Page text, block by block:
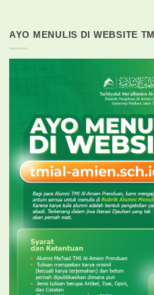
AYO MENULIS DI WEBSITE TMI